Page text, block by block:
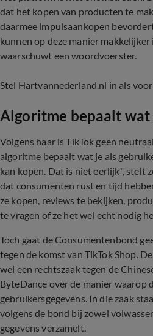
dat het kopen van producten te
daarmee impulsaankopen
kunnen op deze manier makkelijker
waarschuwt een woordvoerster.
Stel Hartvannederland.nl in als
Algoritme bepaalt wat
Volgens haar is TikTok geen
algoritme bepaalt wat je als
kan kopen. Dat is niet eerlijk", stelt
dat consumenten rust en tijd
ze kopen, reviews te bekijken,
te vragen of ze het wel echt nodig
Toch gaat de Consumentenbond
tegen de komst van TikTok Shop.
wel een rechtszaak tegen de
ByteDance over de manier waarop
gebruikersgegevens. In die zaak
volgens de bond bij zowel
gegevens verzamelt.